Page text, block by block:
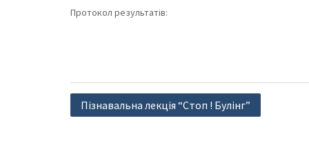
Протокол результатів:
Навігація
Пізнавальна лекція “Стоп ! Булінг”